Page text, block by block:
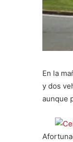
En la
y dos
aunque